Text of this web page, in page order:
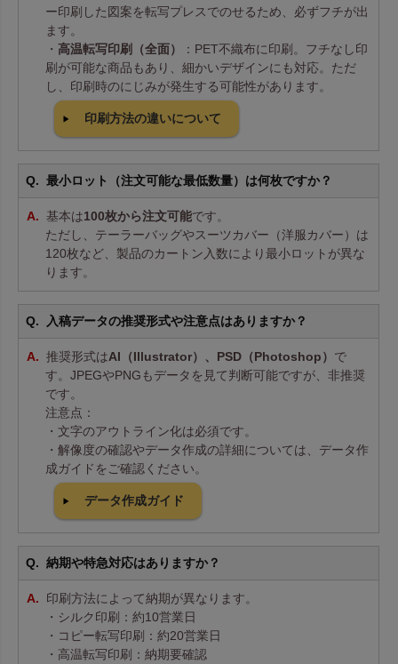
ー印刷した図案を転写プレスでのせるため、必ずフチが出
ます。
・ 高温転写印刷（全面）
：PET不織布に印刷。フチなし印
刷が可能な商品もあり、細かいデザインにも対応。ただ
し、印刷時のにじみが発生する可能性があります。
印刷方法の違いについて
最小ロット（注文可能な最低数量）は何枚ですか？
基本は100枚から注文可能です。
ただし、テーラーバッグやスーツカバー（洋服カバー）は
120枚など、製品のカートン入数により最小ロットが異な
ります。
入稿データの推奨形式や注意点はありますか？
推奨形式はAI（Illustrator）、PSD（Photoshop） で
す。JPEGやPNGもデータを見て判断可能ですが、非推奨
です。
注意点：
・文字のアウトライン化は必須です。
・解像度の確認やデータ作成の詳細については、データ作
成ガイドをご確認ください。
データ作成ガイド
納期や特急対応はありますか？
印刷方法によって納期が異なります。
・シルク印刷：約10営業日
・コピー転写印刷：約20営業日
・高温転写印刷：納期要確認